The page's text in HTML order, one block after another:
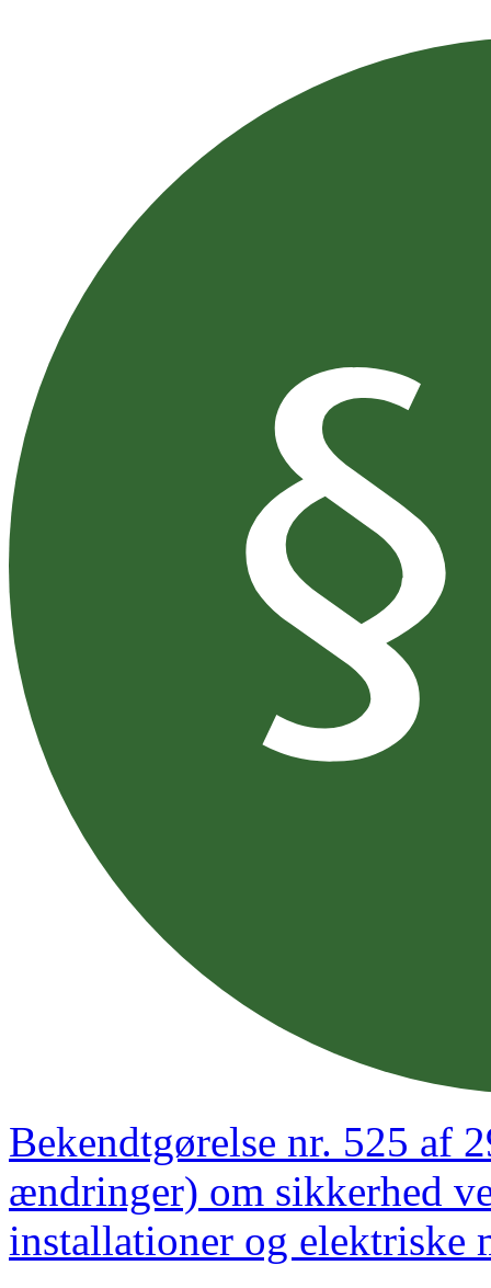
Bekendtgørelse nr. 525 af
ændringer) om sikkerhed
installationer og elektriske